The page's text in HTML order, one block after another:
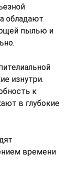
обладают
пылью и
изнутри.
к
в глубокие
времени